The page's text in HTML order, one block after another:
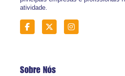
atividade.
Sobre Nós